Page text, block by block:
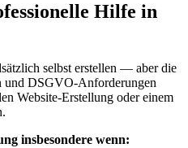
Hilfe in
selbst erstellen — aber die
und DSGVO-Anforderungen
Website-Erstellung oder einem
insbesondere wenn: